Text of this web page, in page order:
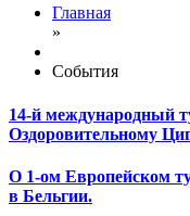
Главная
»
События
14-й международный
Оздоровительному
О 1-ом Европейском
в Бельгии.